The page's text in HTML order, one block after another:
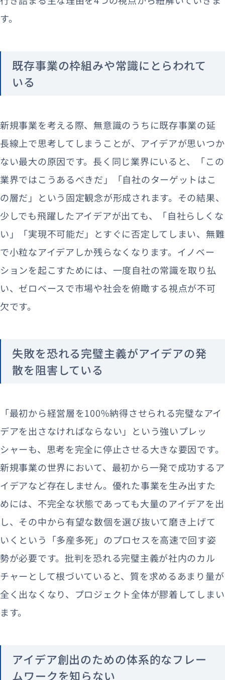
す。
既存事業の枠組みや常識にとらわれて
いる
新規事業を考える際、無意識のうちに既存事業の延
長線上で思考してしまうことが、アイデアが思いつか
ない最大の原因です。長く同じ業界にいると、「この
業界ではこうあるべきだ」「自社のターゲットはこ
の層だ」という固定観念が形成されます。その結果、
少しでも飛躍したアイデアが出ても、「自社らしくな
い」「実現不可能だ」とすぐに否定してしまい、無難
で小粒なアイデアしか残らなくなります。イノベー
ションを起こすためには、一度自社の常識を取り払
い、ゼロベースで市場や社会を俯瞰する視点が不可
欠です。
失敗を恐れる完璧主義がアイデアの発
散を阻害している
「最初から経営層を100%納得させられる完璧なアイ
デアを出さなければならない」という強いプレッ
シャーも、思考を完全に停止させる大きな要因です。
新規事業の世界において、最初から一発で成功するア
イデアなど存在しません。優れた事業を生み出すた
めには、不完全な状態であっても大量のアイデアを出
し、その中から有望な数個を選び抜いて磨き上げて
いくという「多産多死」のプロセスを高速で回す姿
勢が必要です。批判を恐れる完璧主義が社内のカル
チャーとして根づいていると、質を求めるあまり量が
全く出なくなり、プロジェクト全体が膠着してしまい
ます。
アイデア創出のための体系的なフレー
ムワークを知らない